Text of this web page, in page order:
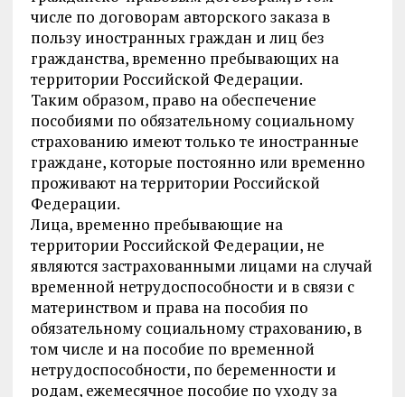
числе по договорам авторского заказа в
пользу иностранных граждан и лиц без
гражданства, временно пребывающих на
территории Российской Федерации.
Таким образом, право на обеспечение
пособиями по обязательному социальному
страхованию имеют только те иностранные
граждане, которые постоянно или временно
проживают на территории Российской
Федерации.
Лица, временно пребывающие на
территории Российской Федерации, не
являются застрахованными лицами на случай
временной нетрудоспособности и в связи с
материнством и права на пособия по
обязательному социальному страхованию, в
том числе и на пособие по временной
нетрудоспособности, по беременности и
родам, ежемесячное пособие по уходу за